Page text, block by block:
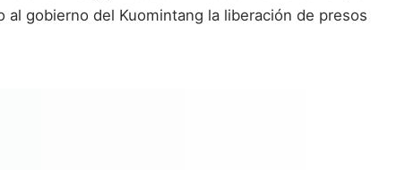
gobierno del Kuomintang la liberación de presos